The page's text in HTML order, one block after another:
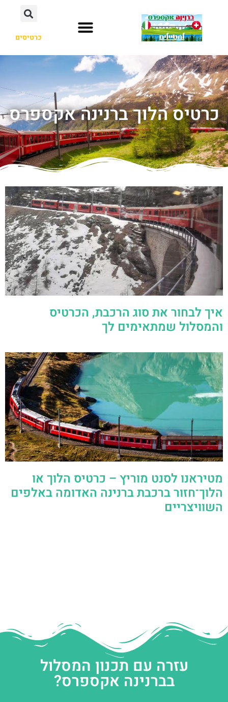
כרטיסים
כרטיס הלוך ברנינה אקספרס
איך לבחור את סוג הרכבת, הכרטיס
והמסלול שמתאימים לך
מטיראנו לסנט מוריץ – כרטיס הלוך או
הלוך־חזור ברכבת ברנינה האדומה באלפים
השוויצריים
עזרה עם תכנון המסלול
בברנינה אקספרס?